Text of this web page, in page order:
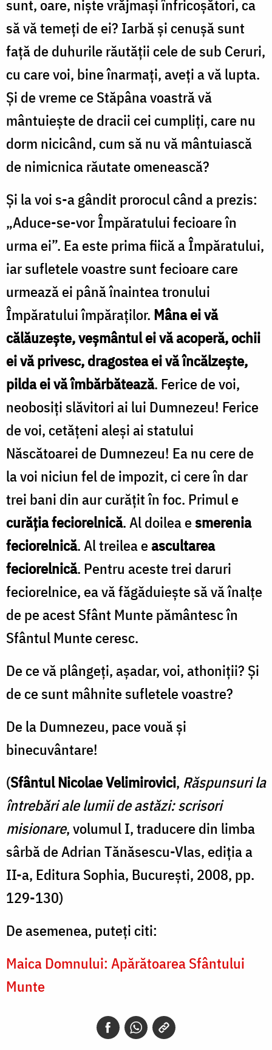
sunt, oare, niște vrăjmași înfricoșători, ca
să vă temeți de ei? Iarbă și cenușă sunt
față de duhurile răutății cele de sub Ceruri,
cu care voi, bine înarmați, aveți a vă lupta.
Și de vreme ce Stăpâna voastră vă
mântuiește de dracii cei cumpliți, care nu
dorm nicicând, cum să nu vă mântuiască
de nimicnica răutate omenească?
Și la voi s-a gândit prorocul când a prezis:
„Aduce-se-vor Împăratului fecioare în
urma ei”. Ea este prima fiică a Împăratului,
iar sufletele voastre sunt fecioare care
urmează ei până înaintea tronului
Împăratului împăraților. Mâna ei vă
călăuzește, veșmântul ei vă acoperă, ochii
ei vă privesc, dragostea ei vă încălzește,
pilda ei vă îmbărbătează. Ferice de voi,
neobosiți slăvitori ai lui Dumnezeu! Ferice
de voi, cetățeni aleși ai statului
Născătoarei de Dumnezeu! Ea nu cere de
la voi niciun fel de impozit, ci cere în dar
trei bani din aur curățit în foc. Primul e
curăția feciorelnică. Al doilea esmerenia
feciorelnică. Al treilea eascultarea
feciorelnică. Pentru aceste trei daruri
feciorelnice, ea vă făgăduiește să vă înalțe
de pe acest Sfânt Munte pământesc în
Sfântul Munte ceresc.
De ce vă plângeți, așadar, voi, athoniții? Și
de ce sunt mâhnite sufletele voastre?
De la Dumnezeu, pace vouă și
binecuvântare!
(Sfântul Nicolae Velimirovici, Răspunsuri la
întrebări ale lumii de astăzi: scrisori
misionare, volumul I, traducere din limba
sârbă de Adrian Tănăsescu-Vlas, ediția a
II-a, Editura Sophia, București, 2008, pp.
129-130)
De asemenea, puteți citi:
Maica Domnului: Apărătoarea Sfântului
Munte